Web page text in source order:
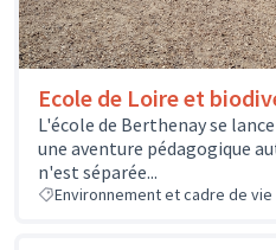
Ecole de Loire et
L'école de Berthenay se
une aventure pédagogique
n'est séparée...
Environnement et cadre de vie